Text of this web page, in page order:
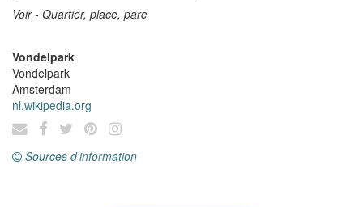
Voir - Quartier, place, parc
Vondelpark
Vondelpark
Amsterdam
nl.wikipedia.org
Sources d'information